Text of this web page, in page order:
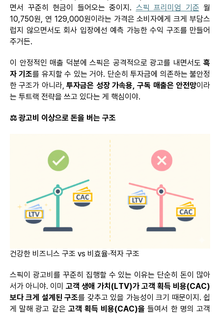
면서 꾸준히 현금이 들어오는 중이지. 스픽 프리미엄 기준 월
10,750원, 연 129,000원이라는 가격은 소비자에게 크게 부담스
럽지 않으면서도 회사 입장에선 예측 가능한 수익 구조를 만들어
주거든.
이 안정적인 매출 덕분에 스픽은 공격적으로 광고를 내면서도 흑
자 기조를 유지할 수 있는 거야. 단순히 투자금에 의존하는 불안정
한 구조가 아니라,투자금은 성장 가속용, 구독 매출은 안전망이라
는 투트랙 전략을 쓰고 있다는 게 핵심이야.
⚖️광고비 이상으로 돈을 버는 구조
건강한 비즈니스 구조 vs 비효율·적자 구조
스픽이 광고비를 꾸준히 집행할 수 있는 이유는 단순히 돈이 많아
서가 아니야. 이미 고객 생애 가치(LTV)가 고객 획득 비용(CAC)
보다 크게 설계된 구조를 갖추고 있을 가능성이 크기 때문이지. 쉽
게 말해 광고 같은 고객 획득 비용(CAC)을 들여서 한 명의 고객